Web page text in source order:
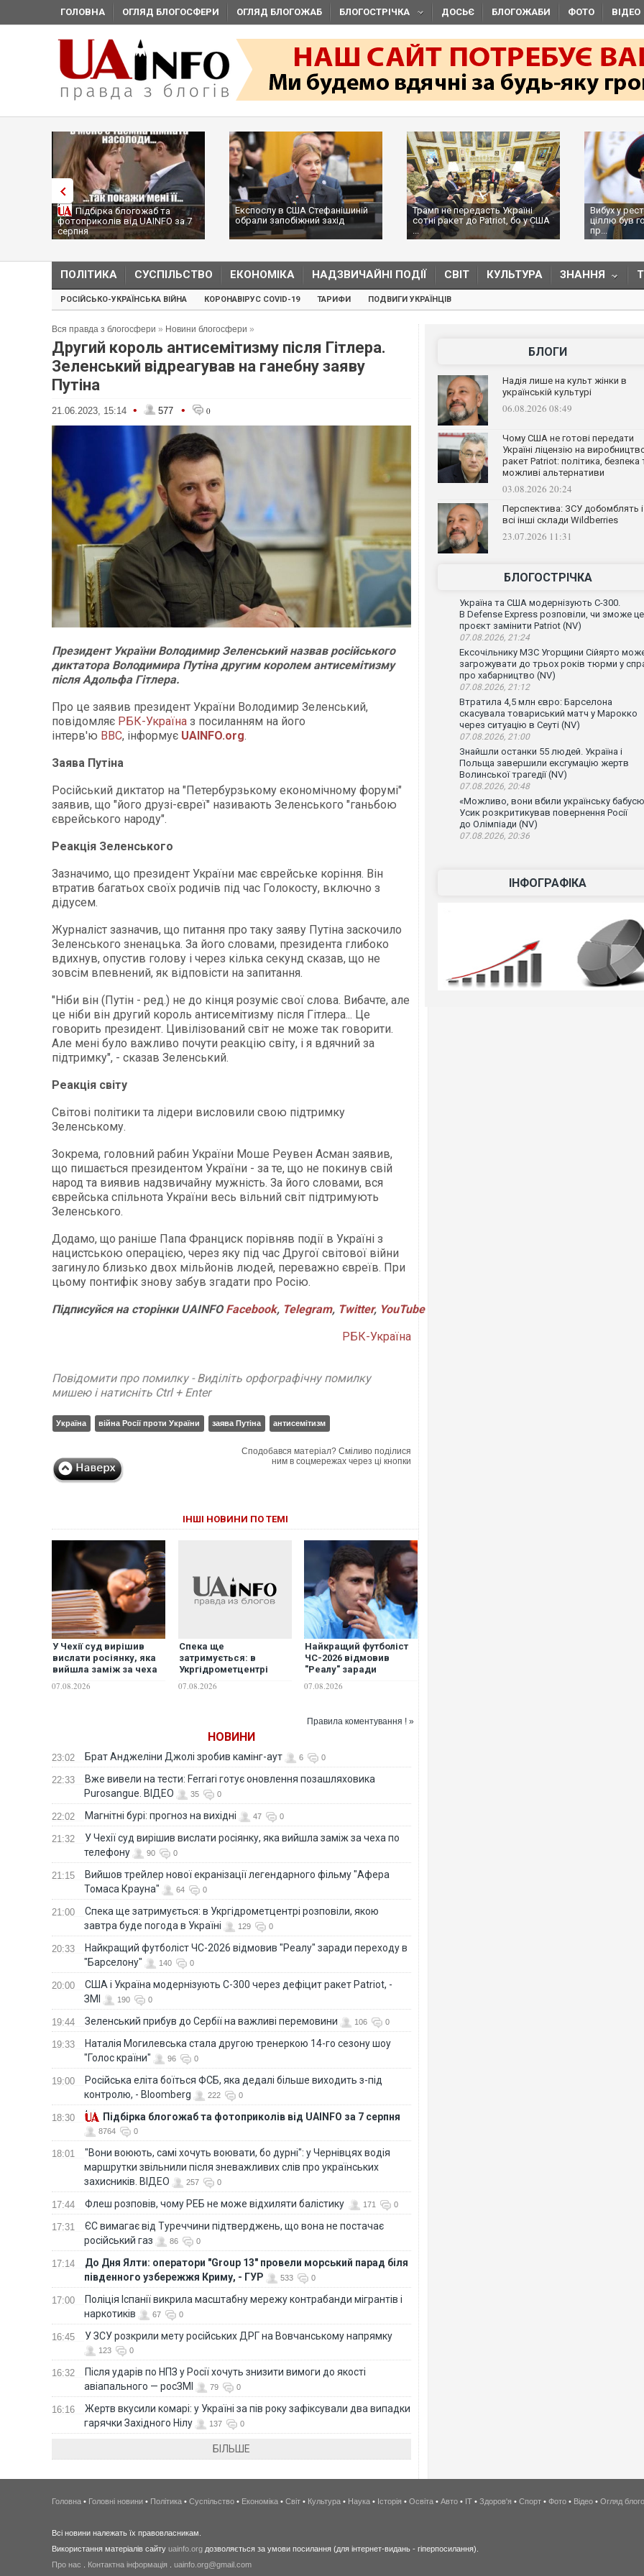
ГОЛОВНА ОГЛЯД БЛОГОСФЕРИ ОГЛЯД БЛОГОЖАБ БЛОГОСТРІЧКА ДОСЬЄ БЛОГОЖАБИ ФОТО ВІДЕО
Підбірка блогожаб та
фотоприколів від UAINFO за 7
серпня
Експослу в США Стефанішиній
обрали запобіжний захід
Трамп не передасть Україні
сотні ракет до Patriot, бо у США
...
Вибух у
ціллю був
пр...
ПОЛІТИКА СУСПІЛЬСТВО ЕКОНОМІКА НАДЗВИЧАЙНІ ПОДІЇ СВІТ КУЛЬТУРА ЗНАННЯ
РОСІЙСЬКО-УКРАЇНСЬКА ВІЙНА КОРОНАВІРУС COVID-19 ТАРИФИ ПОДВИГИ УКРАЇНЦІВ
Вся правда з блогосфери » Новини блогосфери »
Другий король антисемітизму після Гітлера.
Зеленський відреагував на ганебну заяву
Путіна
21.06.2023, 15:14 • 577 • 0
Президент України Володимир Зеленський назвав російського
диктатора Володимира Путіна другим королем антисемітизму
після Адольфа Гітлера.
Про це заявив президент України Володимир Зеленський,
повідомляє РБК-Україна з посиланням на його
інтерв'ю ВВС, інформує UAINFO.org.
Заява Путіна
Російський диктатор на "Петербурзькому економічному форумі"
заявив, що "його друзі-євреї" називають Зеленського "ганьбою
єврейського народу".
Реакція Зеленського
Зазначимо, що президент України має єврейське коріння. Він
втратив багатьох своїх родичів під час Голокосту, включно з
дідусем.
Журналіст зазначив, що питання про таку заяву Путіна заскочило
Зеленського зненацька. За його словами, президента глибоко
вдихнув, опустив голову і через кілька секунд сказав, що не
зовсім впевнений, як відповісти на запитання.
"Ніби він (Путін - ред.) не до кінця розуміє свої слова. Вибачте, але
це ніби він другий король антисемітизму після Гітлера... Це
говорить президент. Цивілізований світ не може так говорити.
Але мені було важливо почути реакцію світу, і я вдячний за
підтримку", - сказав Зеленський.
Реакція світу
Світові політики та лідери висловили свою підтримку
Зеленському.
Зокрема, головний рабин України Моше Реувен Асман заявив,
що пишається президентом України - за те, що не покинув свій
народ та виявив надзвичайну мужність. За його словами, вся
єврейська спільнота України весь вільний світ підтримують
Зеленського.
Додамо, що раніше Папа Франциск порівняв події в Україні з
нацистською операцією, через яку під час Другої світової війни
загинуло близько двох мільйонів людей, переважно євреїв. При
цьому понтифік знову забув згадати про Росію.
Підписуйся на сторінки UAINFO Facebook, Telegram, Twitter, YouTube
РБК-Україна
Повідомити про помилку - Виділіть орфографічну помилку
мишею і натисніть Ctrl + Enter
Україна війна Росії проти України заява Путіна антисемітизм
Сподобався матеріал? Сміливо поділися
ним в соцмережах через ці кнопки
ІНШІ НОВИНИ ПО ТЕМІ
У Чехії суд вирішив
вислати росіянку, яка
вийшла заміж за чеха
07.08.2026
Спека ще
затримується: в
Укргідрометцентрі
розповіли, якою завтра
буде погода в Україні
07.08.2026
Найкращий футболіст
ЧС-2026 відмовив
"Реалу" заради
07.08.2026
Правила коментування ! »
НОВИНИ
23:02 Брат Анджеліни Джолі зробив камінг-аут 6 0
22:33
Вже вивели на тести: Ferrari готує оновлення позашляховика
Purosangue. ВІДЕО
35 0
22:02 Магнітні бурі: прогноз на вихідні 47 0
21:32
У Чехії суд вирішив вислати росіянку, яка вийшла заміж за чеха по
телефону
90 0
21:15
Вийшов трейлер нової екранізації легендарного фільму "Афера
Томаса Крауна"
64 0
21:00
Спека ще затримується: в Укргідрометцентрі розповіли, якою
завтра буде погода в Україні
129 0
20:33
Найкращий футболіст ЧС-2026 відмовив "Реалу" заради переходу в
"Барселону"
140 0
20:00
США і Україна модернізують С-300 через дефіцит ракет Patriot, -
ЗМІ
190 0
19:44 Зеленський прибув до Сербії на важливі перемовини 106 0
19:33
Наталія Могилевська стала другою тренеркою 14-го сезону шоу
"Голос країни"
96 0
19:00
Російська еліта боїться ФСБ, яка дедалі більше виходить з-під
контролю, - Bloomberg
222 0
18:30 Підбірка блогожаб та фотоприколів від UAINFO за 7 серпня
8764 0
18:01
"Вони воюють, самі хочуть воювати, бо дурні": у Чернівцях водія
маршрутки звільнили після зневажливих слів про українських
захисників. ВІДЕО
257 0
17:44 Флеш розповів, чому РЕБ не може відхиляти балістику 171 0
17:31
ЄС вимагає від Туреччини підтверджень, що вона не постачає
російський газ
86 0
17:14
До Дня Ялти: оператори "Group 13" провели морський парад біля
південного узбережжя Криму, - ГУР
533 0
17:00
Поліція Іспанії викрила масштабну мережу контрабанди мігрантів і
наркотиків
67 0
16:45 У ЗСУ розкрили мету російських ДРГ на Вовчанському напрямку
123 0
16:32
Після ударів по НПЗ у Росії хочуть знизити вимоги до якості
авіапального — росЗМІ
79 0
16:16
Жертв вкусили комарі: у Україні за пів року зафіксували два випадки
гарячки Західного Нілу
137 0
БІЛЬШЕ
БЛОГИ
Надія лише на культ жінки в
українській культурі
06.08.2026 08:49
Чому США не готові передати
Україні ліцензію на
ракет Patriot: політика, безпека
можливі альтернативи
03.08.2026 20:24
Перспектива: ЗСУ добомблять і
всі інші склади Wildberries
23.07.2026 11:31
БЛОГОСТРІЧКА
Україна та США модернізують С-300.
В Defense Express розповіли, чи зможе
проєкт замінити Patriot (NV)
07.08.2026, 21:24
Ексочільнику МЗС Угорщини Сійярто
загрожувати до трьох років тюрми у
про хабарництво (NV)
07.08.2026, 21:12
Втратила 4,5 млн євро: Барселона
скасувала товариський матч у Марокко
через ситуацію в Сеуті (NV)
07.08.2026, 21:00
Знайшли останки 55 людей. Україна і
Польща завершили ексгумацію жертв
Волинської трагедії (NV)
07.08.2026, 20:48
«Можливо, вони вбили українську
Усик розкритикував повернення Росії
до Олімпіади (NV)
07.08.2026, 20:36
ІНФОГРАФІКА
Головна • Головні новини • Політика • Суспільство • Економіка • Світ • Культура • Наука • Історія • Освіта • Авто • IT • Здоров'я • Спорт • Фото • Відео • Огляд
Всі новини належать їх правовласникам.
Використання матеріалів сайту uainfo.org дозволяється за умови посилання (для інтернет-видань - гіперпосилання).
Про нас
Контактна інформація uainfo.org@gmail.com